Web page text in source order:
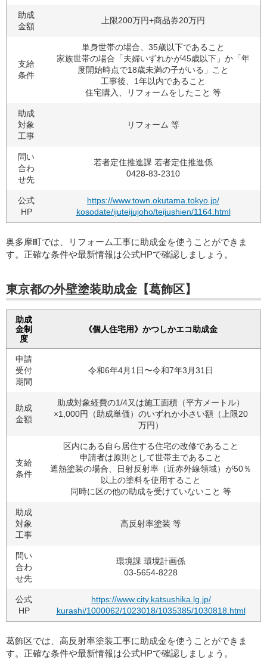
助成
金額
上限200万円+商品券20万円
支給
条件
単身世帯の場合、35歳以下であること
家族世帯の場合「夫婦いずれかが45歳以下」か「年
度開始時点で18歳未満の子がいる」こと
工事後、1年以内であること
住宅購入、リフォームをしたこと 等
助成
対象
工事
リフォーム 等
問い
合わ
せ先
若者定住推進課 若者定住推進係
0428-83-2310
公式
HP
https://www.town.okutama.tokyo.jp/
kosodate/ijuteijujoho/teijushien/1164.html
奥多摩町では、リフォーム工事に助成金を使うことができま
す。正確な条件や最新情報は公式HPで確認しましょう。
東京都の外壁塗装助成金【葛飾区】
助成
金制
度
《個人住宅用》かつしかエコ助成金
申請
受付
期間
令和6年4月1日〜令和7年3月31日
助成
金額
助成対象経費の1/4又は施工面積（平方メートル）
×1,000円（助成単価）のいずれか小さい額（上限20
万円）
支給
条件
区内にある自ら居住する住宅の改修であること
申請者は原則として世帯主であること
遮熱塗装の場合、日射反射率（近赤外線領域）が50％
以上の塗料を使用すること
同時に区の他の助成を受けていないこと 等
助成
対象
工事
高反射率塗装 等
問い
合わ
せ先
環境課 環境計画係
03-5654-8228
公式
HP
https://www.city.katsushika.lg.jp/
kurashi/1000062/1023018/1035385/1030818.html
葛飾区では、高反射率塗装工事に助成金を使うことができま
す。正確な条件や最新情報は公式HPで確認しましょう。